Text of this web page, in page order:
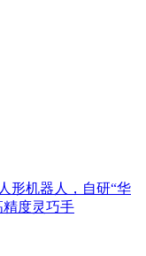
形机器人，自研“华
精度灵巧手